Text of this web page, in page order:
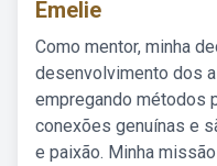
Emelie
Como mentor, minha
desenvolvimento dos
empregando métodos
conexões genuínas e
e paixão. Minha